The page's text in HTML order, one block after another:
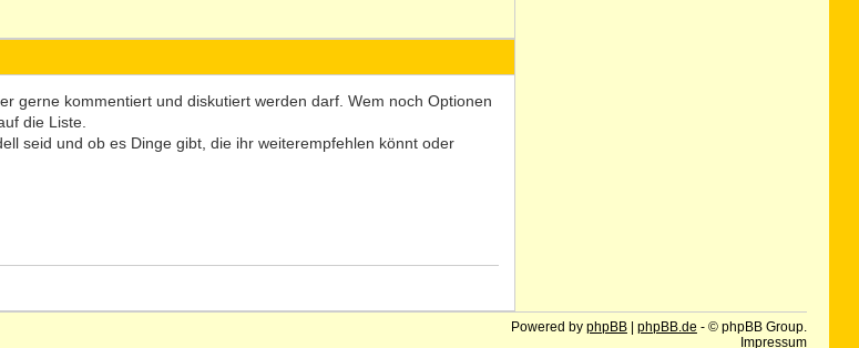
gerne kommentiert und diskutiert werden darf. Wem noch Optionen
die Liste.
seid und ob es Dinge gibt, die ihr weiterempfehlen könnt oder
Powered by phpBB| phpBB.de - © phpBB Group.
Impressum